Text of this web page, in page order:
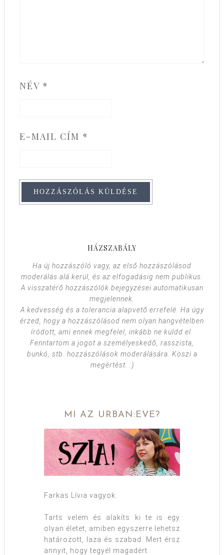
NÉV *
E-MAIL CÍM *
HÁZSZABÁLY
Ha új hozzászóló vagy, az első hozzászólásod
moderálás alá kerül, és az elfogadásig nem publikus.
A visszatérő hozzászólók bejegyzései automatikusan
megjelennek.
A kedvesség és a tolerancia alapvető errefelé. Ha úgy
érzed, hogy a hozzászólásod nem olyan hangvételben
íródott, ami ennek megfelel, inkább ne küldd el.
Fenntartom a jogot a személyeskedő, rasszista,
bunkó, stb. hozzászólások moderálására. Köszi a
megértést. :)
MI AZ URBAN:EVE?
Farkas Lívia vagyok.
Tarts velem és alakíts ki te is egy
olyan életet, amiben egyszerre lehetsz
határozott, laza és szabad. Mert érsz
annyit, hogy tegyél magadért.